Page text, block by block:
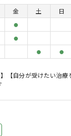
金 土 日
●
●
● ●
【自分が受けたい治療